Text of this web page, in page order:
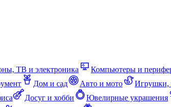
ТВ и электроника Компьютеры и
Дом и сад Авто и мото Игрушки,
Досуг и хобби Ювелирные украшения